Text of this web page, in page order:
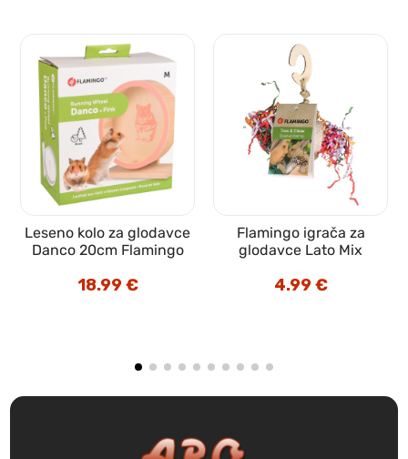
Leseno kolo za glodavce
Danco 20cm Flamingo
18.99€
Flamingo igrača za
glodavce Lato Mix
4.99€